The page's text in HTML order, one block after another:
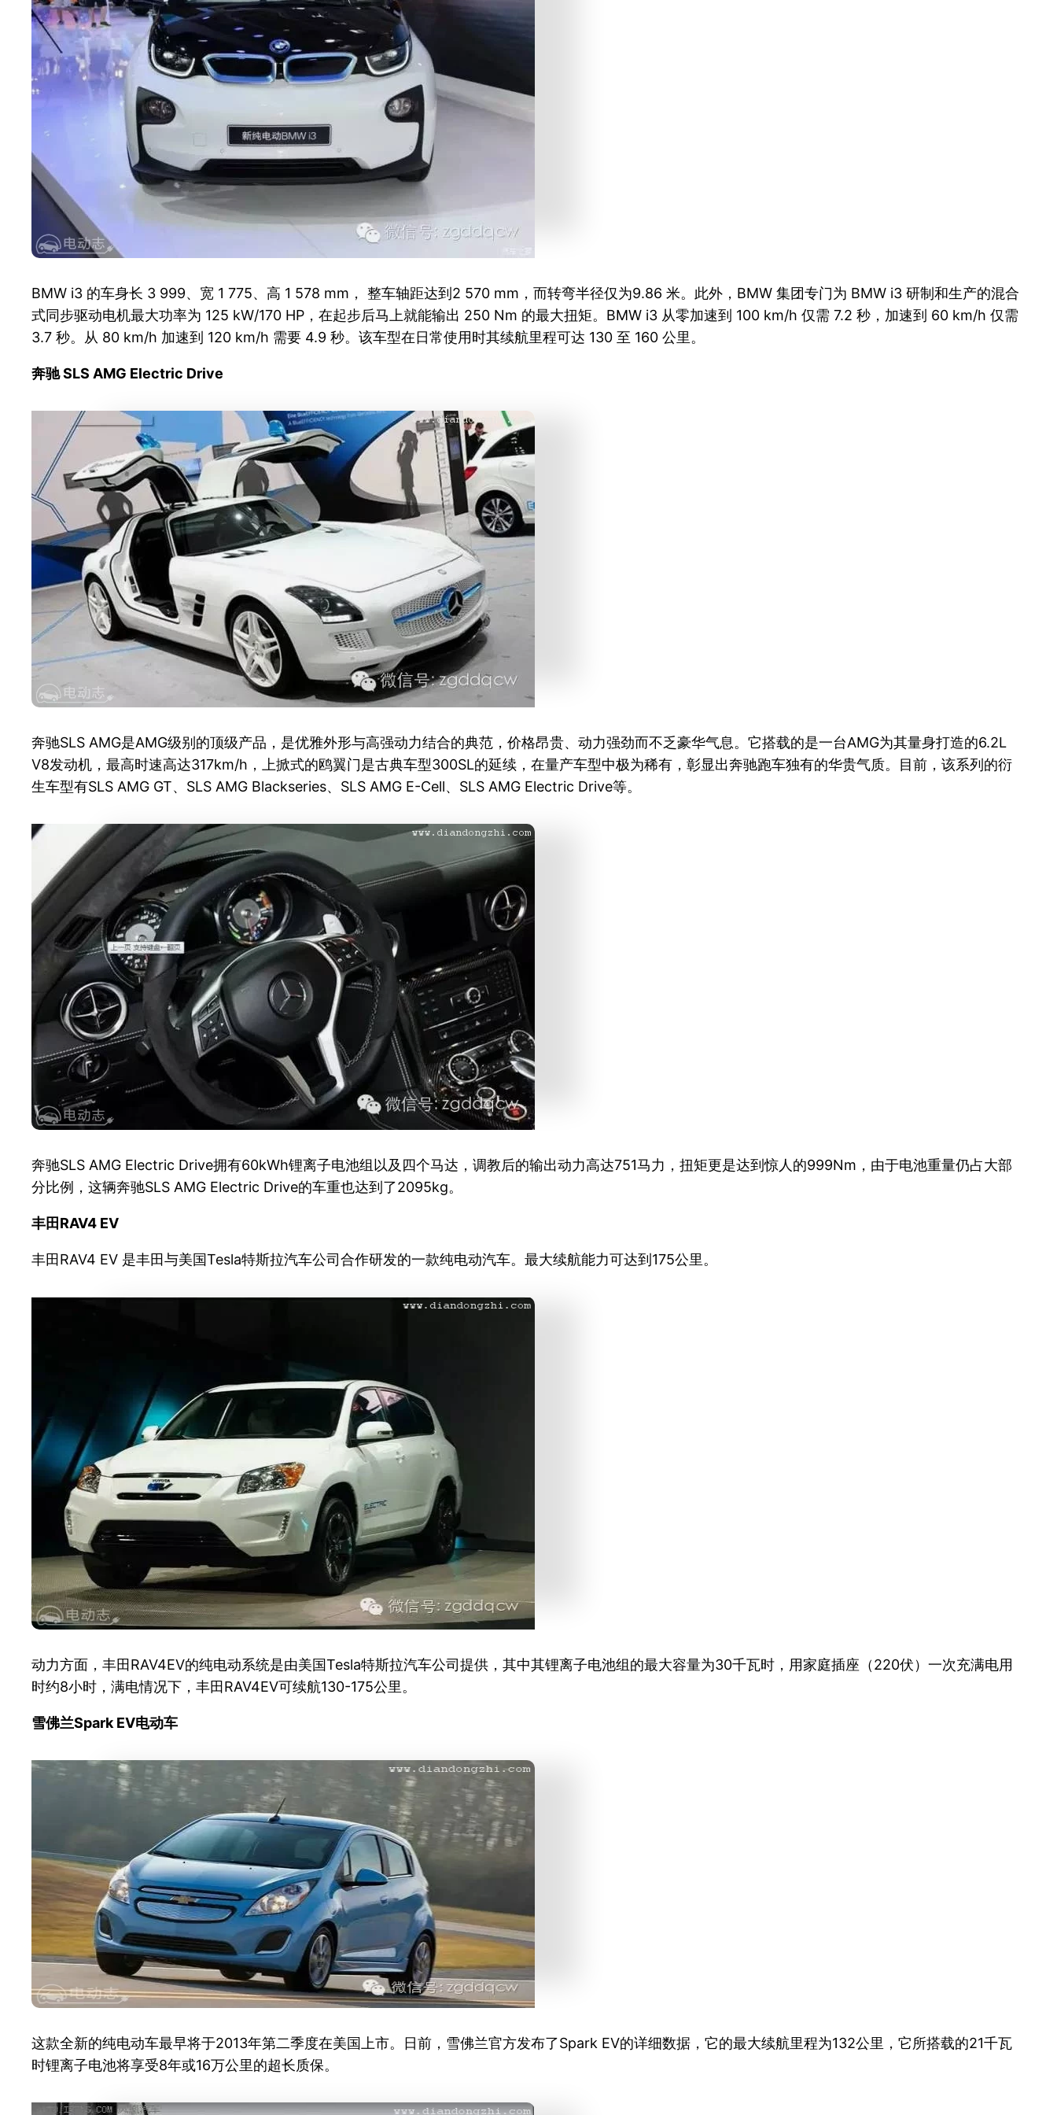
BMW i3 的车身长 3 999、宽 1 775、高 1 578 mm， 整车轴距达到2 570 mm，而转弯半径仅为9.86 米。此外，BMW 集团专门为 BMW i3 研制和生产的混合
式同步驱动电机最大功率为 125 kW/170 HP，在起步后马上就能输出 250 Nm 的最大扭矩。BMW i3 从零加速到 100 km/h 仅需 7.2 秒，加速到 60 km/h 仅需
3.7 秒。从 80 km/h 加速到 120 km/h 需要 4.9 秒。该车型在日常使用时其续航里程可达 130 至 160 公里。
奔驰 SLS AMG Electric Drive
奔驰SLS AMG是AMG级别的顶级产品，是优雅外形与高强动力结合的典范，价格昂贵、动力强劲而不乏豪华气息。它搭载的是一台AMG为其量身打造的6.2L
V8发动机，最高时速高达317km/h，上掀式的鸥翼门是古典车型300SL的延续，在量产车型中极为稀有，彰显出奔驰跑车独有的华贵气质。目前，该系列的衍
生车型有SLS AMG GT、SLS AMG Blackseries、SLS AMG E-Cell、SLS AMG Electric Drive等。
奔驰SLS AMG Electric Drive拥有60kWh锂离子电池组以及四个马达，调教后的输出动力高达751马力，扭矩更是达到惊人的999Nm，由于电池重量仍占大部
分比例，这辆奔驰SLS AMG Electric Drive的车重也达到了2095kg。
丰田RAV4 EV
丰田RAV4 EV 是丰田与美国Tesla特斯拉汽车公司合作研发的一款纯电动汽车。最大续航能力可达到175公里。
动力方面，丰田RAV4EV的纯电动系统是由美国Tesla特斯拉汽车公司提供，其中其锂离子电池组的最大容量为30千瓦时，用家庭插座（220伏）一次充满电用
时约8小时，满电情况下，丰田RAV4EV可续航130-175公里。
雪佛兰Spark EV电动车
这款全新的纯电动车最早将于2013年第二季度在美国上市。日前，雪佛兰官方发布了Spark EV的详细数据，它的最大续航里程为132公里，它所搭载的21千瓦
时锂离子电池将享受8年或16万公里的超长质保。